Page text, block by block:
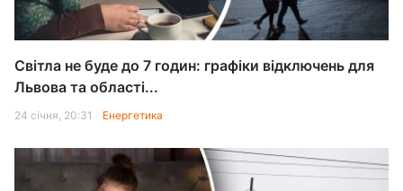
Світла не буде до 7 годин: графіки відключень для
Львова та області...
24 січня, 20:31 Енергетика